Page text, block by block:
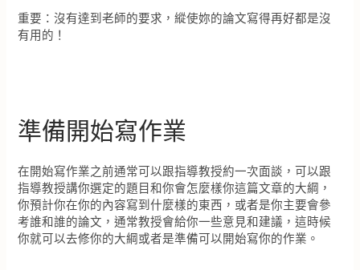
重要：沒有達到老師的要求，縱使妳的論文寫得再好都是沒
有用的！
準備開始寫作業
在開始寫作業之前通常可以跟指導教授約一次面談，可以跟
指導教授講你選定的題目和你會怎麼樣你這篇文章的大綱，
你預計你在你的內容寫到什麼樣的東西，或者是你主要會參
考誰和誰的論文，通常教授會給你一些意見和建議，這時候
你就可以去修你的大綱或者是準備可以開始寫你的作業。